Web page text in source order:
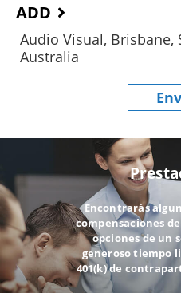
ADD
Audio Visual, Brisbane,
Australia
Encontrarás
compensaciones
opciones de un
generoso tiempo
401(k) de